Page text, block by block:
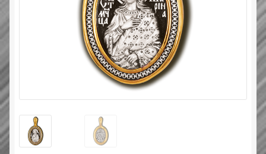
Типовой договор
Контактная информация
Православные подарки